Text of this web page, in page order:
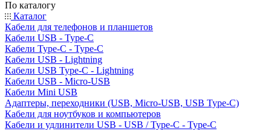
По каталогу
Каталог
Кабели для телефонов и планшетов
Кабели USB - Type-C
Кабели Type-C - Type-C
Кабели USB - Lightning
Кабели USB Type-C - Lightning
Кабели USB - Micro-USB
Кабели Mini USB
Адаптеры, переходники (USB, Micro-USB, USB Type-C)
Кабели для ноутбуков и компьютеров
Кабели и удлинители USB - USB / Type-C - Type-C